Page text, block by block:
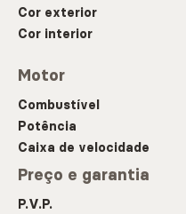
Cor exterior
Cor interior
Motor
Combustível
Potência
Caixa de velocidade
Preço e garantia
P.V.P.